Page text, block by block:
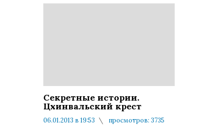
Секретные истории.
Цхинвальский крест
06.01.2013 в 19:53
просмотров: 3735